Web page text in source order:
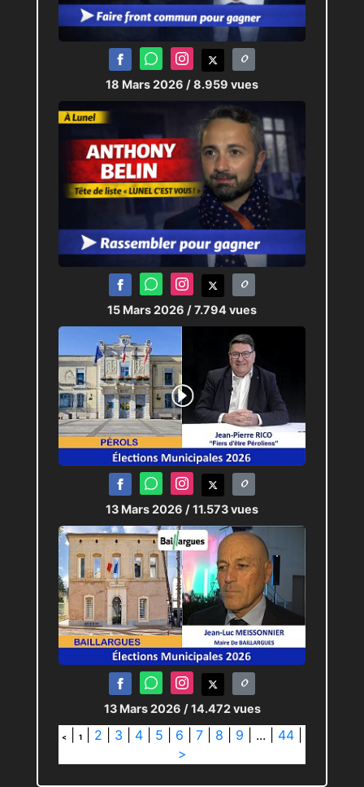
18 Mars 2026 / 8.959 vues
15 Mars 2026 / 7.794 vues
13 Mars 2026 / 11.573 vues
13 Mars 2026 / 14.472 vues
< 1 2 3 4 5 6 7 8 9 ... 44
>